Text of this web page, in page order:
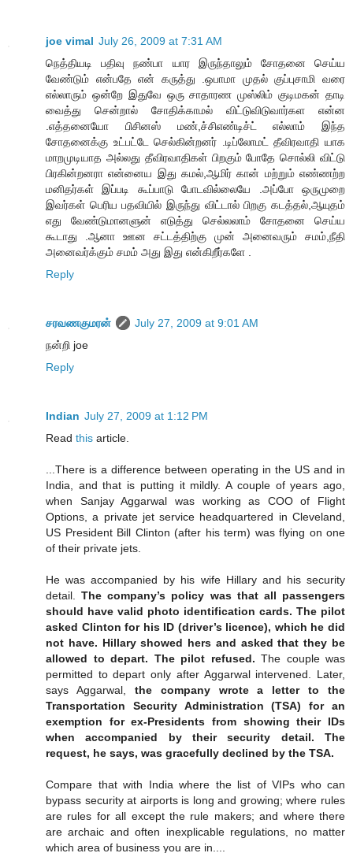
joe vimal July 26, 2009 at 7:31 AM
நெத்தியடி பதிவு நண்பா யார இருந்தாலும் சோதனை செய்ய
வேண்டும் என்பதே என் கருத்து .ஒபாமா முதல் குப்புசாமி வரை
எல்லாரும் ஒன்றே இதுவே ஒரு சாதாரண முஸ்லிம் குடிமகன் தாடி
வைத்து சென்றால் சோதிக்காமல் விட்டுவிடுவார்கள என்ன
.எத்தனையோ பிசினஸ் மண்,ச்சிஎண்டிச்ட் எல்லாம் இந்த
சோதனைக்கு உட்பட்டே செல்கின்றனர் .டிப்லோமட் தீவிரவாதி யாக
மாறமுடியாத அல்லது தீவிரவாதிகள் பிறகும் போதே சொல்லி விட்டு
பிரகின்றனரா என்னைய இது கமல்,ஆமிர் கான் மற்றும் எண்ணற்ற
மனிதர்கள் இப்படி கூப்பாடு போடவில்லையே .அப்போ ஒருமுறை
இவர்கள் பெரிய பதவியில் இருந்து விட்டால் பிறகு கடத்தல்,ஆயுதம்
எது வேண்டுமானளுன் எடுத்து செல்லலாம் சோதனை செய்ய
கூடாது .ஆனா ஊன சட்டத்திற்கு முன் அனைவரும் சமம்,நீதி
அனைவர்க்கும் சமம் அது இது என்கிறீர்களே .
Reply
சரவணகுமரன்
July 27, 2009 at 9:01 AM
நன்றி joe
Reply
Indian July 27, 2009 at 1:12 PM
Read this article.
...There is a difference between operating in the US and in
India, and that is putting it mildly. A couple of years ago,
when Sanjay Aggarwal was working as COO of Flight
Options, a private jet service headquartered in Cleveland,
US President Bill Clinton (after his term) was flying on one
of their private jets.
He was accompanied by his wife Hillary and his security
detail.The company’s policy was that all passengers
should have valid photo identification cards. The pilot
asked Clinton for his ID (driver’s licence), which he did
not have. Hillary showed hers and asked that they be
allowed to depart. The pilot refused. The couple was
permitted to depart only after Aggarwal intervened. Later,
says Aggarwal, the company wrote a letter to the
Transportation Security Administration (TSA) for an
exemption for ex-Presidents from showing their IDs
when accompanied by their security detail. The
request, he says, was gracefully declined by the TSA.
Compare that with India where the list of VIPs who can
bypass security at airports is long and growing; where rules
are rules for all except the rule makers; and where there
are archaic and often inexplicable regulations, no matter
which area of business you are in....